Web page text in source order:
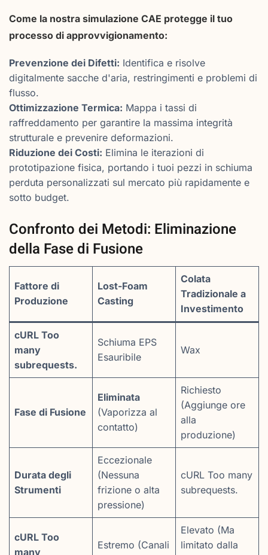
Come la nostra simulazione CAE protegge il tuo
processo di approvvigionamento:
Prevenzione dei Difetti: Identifica e risolve
digitalmente sacche d'aria, restringimenti e problemi di
flusso.
Ottimizzazione Termica: Mappa i tassi di
raffreddamento per garantire la massima integrità
strutturale e prevenire deformazioni.
Riduzione dei Costi: Elimina le iterazioni di
prototipazione fisica, portando i tuoi pezzi in schiuma
perduta personalizzati sul mercato più rapidamente e
sotto budget.
Confronto dei Metodi: Eliminazione
della Fase di Fusione
Fattore di
Produzione
Lost-Foam
Casting
Colata
Tradizionale a
Investimento
cURL Too
many
subrequests.
Schiuma EPS
Esauribile
Wax
Fase di Fusione
Eliminata
(Vaporizza al
contatto)
Richiesto
(Aggiunge ore
alla
produzione)
Durata degli
Strumenti
Eccezionale
(Nessuna
frizione o alta
pressione)
cURL Too many
subrequests.
cURL Too
many
Estremo (Canali
Elevato (Ma
limitato dalla